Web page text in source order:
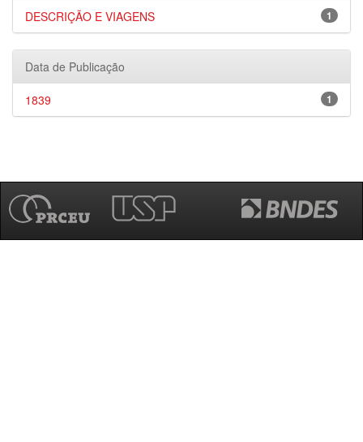
1
DESCRIÇÃO E VIAGENS
Data de Publicação
1
1839